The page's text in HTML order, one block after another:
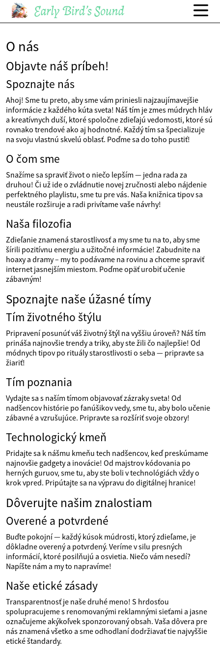
O nás
Objavte náš príbeh!
Spoznajte nás
Ahoj! Sme tu preto, aby sme vám priniesli najzaujímavejšie
informácie z každého kúta sveta! Náš tím je zmes múdrych hláv
a kreatívnych duší, ktoré spoločne zdieľajú vedomosti, ktoré sú
rovnako trendové ako aj hodnotné. Každý tím sa špecializuje
na svoju vlastnú skvelú oblasť. Poďme sa do toho pustiť!
O čom sme
Snažíme sa spraviť život o niečo lepším — jedna rada za
druhou! Či už ide o zvládnutie novej zručnosti alebo nájdenie
perfektného playlistu, sme tu pre vás. Naša knižnica tipov sa
neustále rozširuje a radi privítame vaše návrhy!
Naša filozofia
Zdieľanie znamená starostlivosť a my sme tu na to, aby sme
šírili pozitívnu energiu a užitočné informácie! Zabudnite na
hoaxy a dramy – my to podávame na rovinu a chceme spraviť
internet jasnejším miestom. Poďme opäť urobiť učenie
zábavným!
Spoznajte naše úžasné tímy
Tím životného štýlu
Pripravení posunúť váš životný štýl na vyššiu úroveň? Náš tím
prináša najnovšie trendy a triky, aby ste žili čo najlepšie! Od
módnych tipov po rituály starostlivosti o seba — pripravte sa
žiariť!
Tím poznania
Vydajte sa s naším tímom objavovať zázraky sveta! Od
nadšencov histórie po fanúšikov vedy, sme tu, aby bolo učenie
zábavné a vzrušujúce. Pripravte sa rozšíriť svoje obzory!
Technologický kmeň
Pridajte sa k nášmu kmeňu tech nadšencov, keď preskúmame
najnovšie gadgety a inovácie! Od majstrov kódovania po
herných guruov, sme tu, aby ste boli v technológiách vždy o
krok vpred. Pripútajte sa na výpravu do digitálnej hranice!
Dôverujte našim znalostiam
Overené a potvrdené
Buďte pokojní — každý kúsok múdrosti, ktorý zdieľame, je
dôkladne overený a potvrdený. Veríme v silu presných
informácií, ktoré posilňujú a osvietia. Niečo vám nesedí?
Napíšte nám a my to napravíme!
Naše etické zásady
Transparentnosť je naše druhé meno! S hrdosťou
spolupracujeme s renomovanými reklamnými sieťami a jasne
označujeme akýkoľvek sponzorovaný obsah. Vaša dôvera pre
nás znamená všetko a sme odhodlaní dodržiavať tie najvyššie
etické štandardy.